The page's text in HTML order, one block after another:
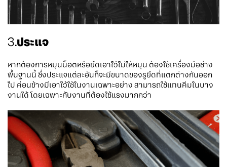
3.ประแจ
หากต้องการหมุนน็อตหรือยึดเอาไว้ไม่ให้หมุน ต้องใช้เครื่องมือช่าง
พื้นฐานนี้ ซึ่งประแจแต่ละอันก็จะมีขนาดของรูยึดที่แตกต่างกันออก
ไป ค่อนข้างมีเอาไว้ใช้ในงานเฉพาะอย่าง สามารถใช้แทนคีมในบาง
งานได้ โดยเฉพาะกับงานที่ต้องใช้แรงมากกว่า